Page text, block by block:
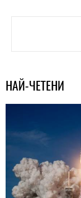
НАЙ-ЧЕТЕНИ